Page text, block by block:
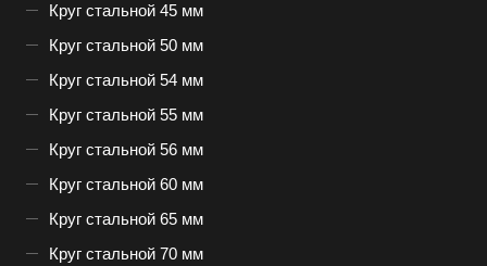
Круг стальной 45 мм
Круг стальной 50 мм
Круг стальной 54 мм
Круг стальной 55 мм
Круг стальной 56 мм
Круг стальной 60 мм
Круг стальной 65 мм
Круг стальной 70 мм